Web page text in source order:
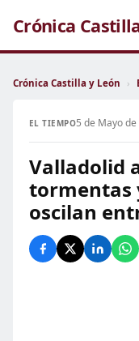
Crónica
Crónica Castilla y León ›
EL TIEMPO5 de Mayo de
Valladolid
tormentas
oscilan